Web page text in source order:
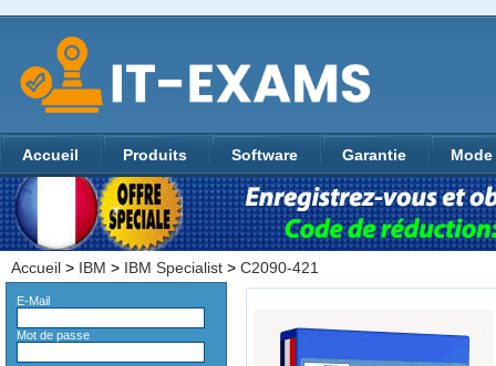
Accueil Produits Software Garantie
Accueil > IBM > IBM Specialist > C2090-421
E-Mail
Mot de passe